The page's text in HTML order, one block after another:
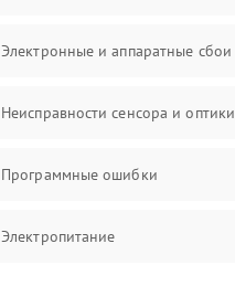
Электронные и аппаратные сбои
Неисправности сенсора и оптики
Программные ошибки
Электропитание